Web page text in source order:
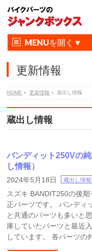
MENU
更新情報
HOME » 更新情報 » 蔵出し情報
蔵出し情報
バンディット250Vの
し情報）
2024年5月18日 蔵出し情報
スズキ BANDIT250の後
正パーツです。 バンディ
と共通のパーツも多いと
庫していたパーツと最近
しています。 各パーツの